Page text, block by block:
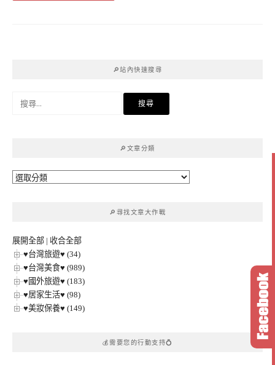
🔎站內快速搜尋
🔎文章分類
🔎
🔎尋找文章大作戰
展開全部 | 收合全部
♥台灣旅遊♥ (34)
♥台灣美食♥ (989)
♥國外旅遊♥ (183)
♥居家生活♥ (98)
♥美妝保養♥ (149)
💰需要您的行動支持💍